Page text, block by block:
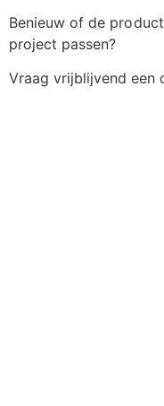
Benieuw of de
project passen?
Vraag vrijblijvend een